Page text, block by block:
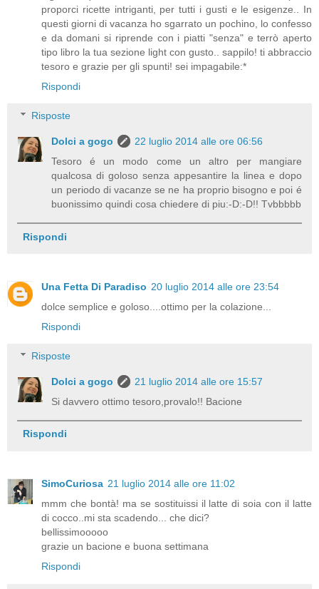
proporci ricette intriganti, per tutti i gusti e le esigenze.. In
questi giorni di vacanza ho sgarrato un pochino, lo confesso
e da domani si riprende con i piatti "senza" e terrò aperto
tipo libro la tua sezione light con gusto.. sappilo! ti abbraccio
tesoro e grazie per gli spunti! sei impagabile:*
Rispondi
Risposte
Dolci a gogo
22 luglio 2014 alle ore 06:56
Tesoro é un modo come un altro per mangiare
qualcosa di goloso senza appesantire la linea e dopo
un periodo di vacanze se ne ha proprio bisogno e poi é
buonissimo quindi cosa chiedere di piu:-D:-D!! Tvbbbbb
Rispondi
Una Fetta Di Paradiso 20 luglio 2014 alle ore 23:54
dolce semplice e goloso....ottimo per la colazione...
Rispondi
Risposte
Dolci a gogo
21 luglio 2014 alle ore 15:57
Si davvero ottimo tesoro,provalo!! Bacione
Rispondi
SimoCuriosa 21 luglio 2014 alle ore 11:02
mmm che bontà! ma se sostituissi il latte di soia con il latte
di cocco..mi sta scadendo... che dici?
bellissimooooo
grazie un bacione e buona settimana
Rispondi